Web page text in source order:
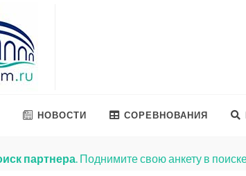
НОВОСТИ СОРЕВНОВАНИЯ
партнера. Поднимите свою анкету в